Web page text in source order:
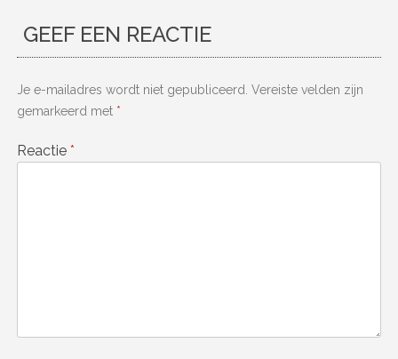
GEEF EEN REACTIE
Je e-mailadres wordt niet gepubliceerd. Vereiste velden zijn
gemarkeerd met *
Reactie *